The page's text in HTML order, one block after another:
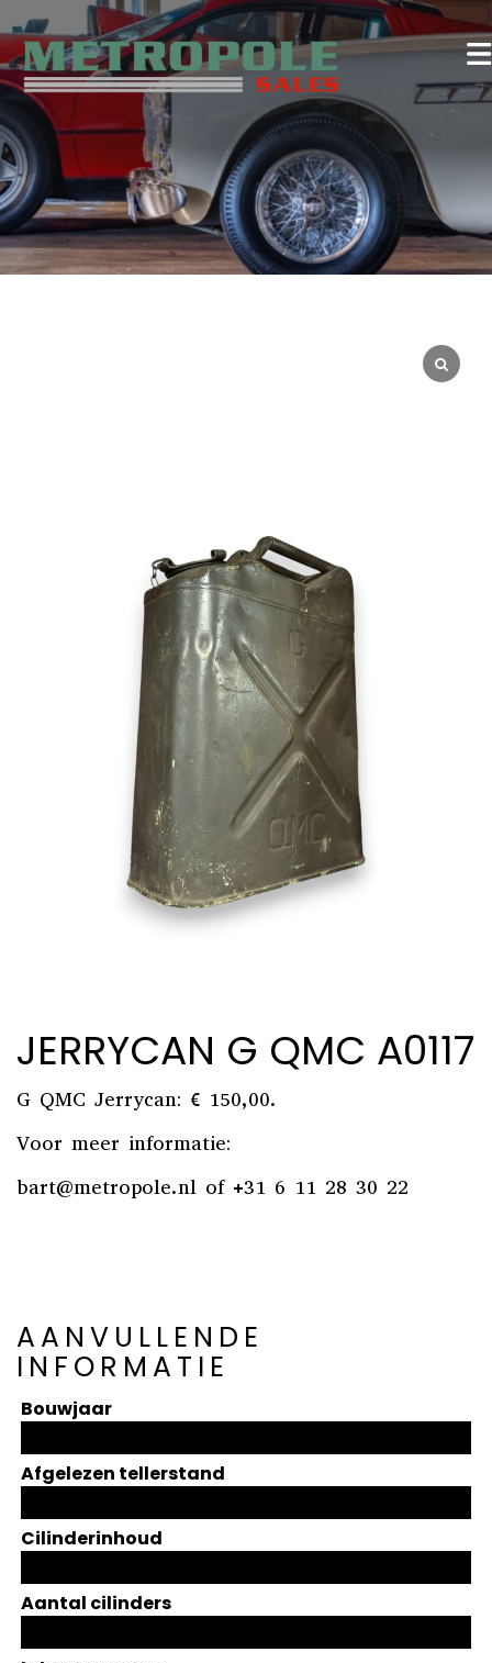
JERRYCAN G QMC A0117
G QMC Jerrycan: € 150,00.
Voor meer informatie:
bart@metropole.nl of +31 6 11 28 30 22
AANVULLENDE
INFORMATIE
Bouwjaar
Afgelezen tellerstand
Cilinderinhoud
Aantal cilinders